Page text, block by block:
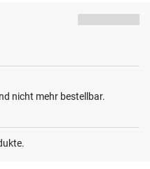
nicht mehr bestellbar.